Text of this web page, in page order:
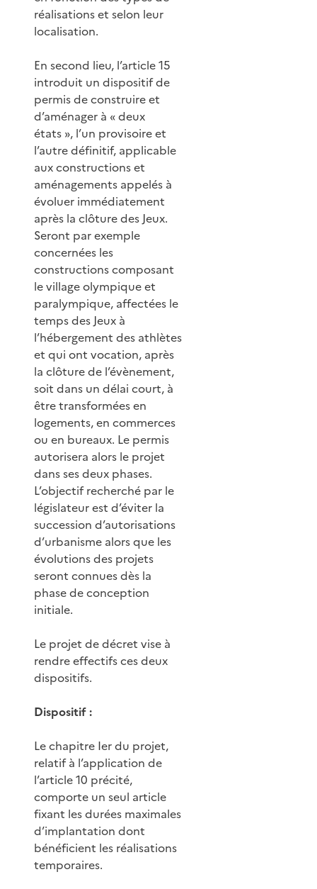
réalisations et selon leur
localisation.
En second lieu, l’article 15
introduit un dispositif de
permis de construire et
d’aménager à « deux
états », l’un provisoire et
l’autre définitif, applicable
aux constructions et
aménagements appelés à
évoluer immédiatement
après la clôture des Jeux.
Seront par exemple
concernées les
constructions composant
le village olympique et
paralympique, affectées le
temps des Jeux à
l’hébergement des athlètes
et qui ont vocation, après
la clôture de l’évènement,
soit dans un délai court, à
être transformées en
logements, en commerces
ou en bureaux. Le permis
autorisera alors le projet
dans ses deux phases.
L’objectif recherché par le
législateur est d’éviter la
succession d’autorisations
d’urbanisme alors que les
évolutions des projets
seront connues dès la
phase de conception
initiale.
Le projet de décret vise à
rendre effectifs ces deux
dispositifs.
Dispositif :
Le chapitre Ier du projet,
relatif à l’application de
l’article 10 précité,
comporte un seul article
fixant les durées maximales
d’implantation dont
bénéficient les réalisations
temporaires.